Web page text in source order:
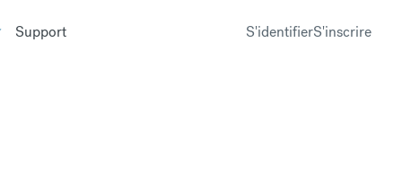
Support S'identifierS'inscrire